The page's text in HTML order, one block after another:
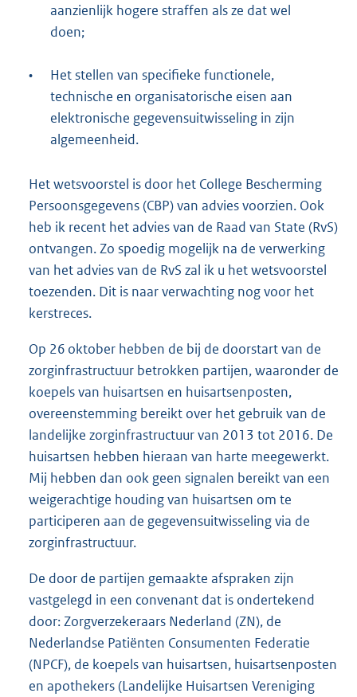
aanzienlijk hogere straffen als ze dat wel
doen;
•
Het stellen van specifieke functionele,
technische en organisatorische eisen aan
elektronische gegevensuitwisseling in zijn
algemeenheid.
Het wetsvoorstel is door het College Bescherming
Persoonsgegevens (CBP) van advies voorzien. Ook
heb ik recent het advies van de Raad van State (RvS)
ontvangen. Zo spoedig mogelijk na de verwerking
van het advies van de RvS zal ik u het wetsvoorstel
toezenden. Dit is naar verwachting nog voor het
kerstreces.
Op 26 oktober hebben de bij de doorstart van de
zorginfrastructuur betrokken partijen, waaronder de
koepels van huisartsen en huisartsenposten,
overeenstemming bereikt over het gebruik van de
landelijke zorginfrastructuur van 2013 tot 2016. De
huisartsen hebben hieraan van harte meegewerkt.
Mij hebben dan ook geen signalen bereikt van een
weigerachtige houding van huisartsen om te
participeren aan de gegevensuitwisseling via de
zorginfrastructuur.
De door de partijen gemaakte afspraken zijn
vastgelegd in een convenant dat is ondertekend
door: Zorgverzekeraars Nederland (ZN), de
Nederlandse Patiënten Consumenten Federatie
(NPCF), de koepels van huisartsen, huisartsenposten
en apothekers (Landelijke Huisartsen Vereniging